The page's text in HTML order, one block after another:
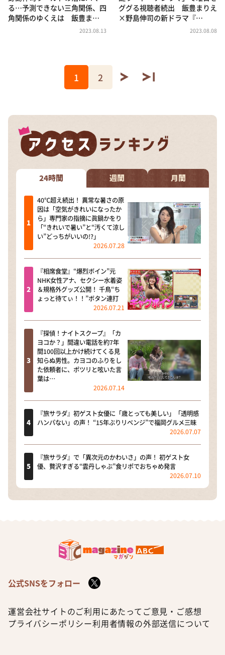
る…予測できない三角関係、四
角関係のゆくえは 飯豊ま…
2023.08.13
ググる視聴者続出 飯豊まりえ
×野島伸司の新ドラマ『…
2023.08.08
1 2
24時間 週間 月間
40℃超え続出！ 異常な暑さの原
因は「空気がきれいになったか
ら」専門家の指摘に眞鍋かをり
「“きれいで暑い”と“汚くて涼し
い”どっちがいいの!?」
2026.07.28
『相席食堂』“爆烈ボイン”元
NHK女性アナ、セクシー水着姿
＆規格外グッズ公開！ 千鳥“ち
ょっと待てぃ！！”ボタン連打
2026.07.21
『探偵！ナイトスクープ』「カ
ヨコか？」間違い電話を約7年
間100回以上かけ続けてくる見
知らぬ男性。カヨコのふりをし
た依頼者に、ポツリと呟いた言
葉は…
2026.07.14
『旅サラダ』初ゲスト女優に「歳とっても美しい」「透明感
ハンパない」の声！ “15年ぶりリベンジ”で福岡グルメ三昧
2026.07.07
『旅サラダ』で「異次元のかわいさ」の声！ 初ゲスト女
優、贅沢すぎる“雲丹しゃぶ”食リポでおちゃめ発言
2026.07.10
公式SNSをフォロー
運営会社サイトのご利用にあたって ご意見・ご感想
プライバシーポリシー利用者情報の外部送信について